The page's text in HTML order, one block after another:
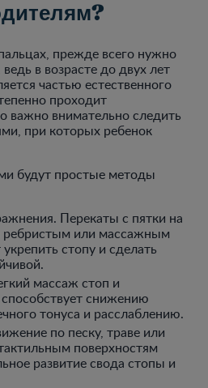
прежде всего нужно
в возрасте до двух лет
частью естественного
проходит
важно внимательно следить
при которых ребенок
будут простые методы
Перекаты с пятки на
ребристым или массажным
стопу и сделать
массаж стоп и
снижению
тонуса и расслаблению.
по песку, траве или
поверхностям
развитие свода стопы и